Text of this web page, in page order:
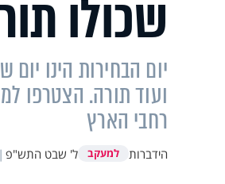
שכולו
יום הבחירות הינו
ועוד תורה. הצטרפו
רחבי הארץ
הידברות למעקב ל' שבט התש"פ |